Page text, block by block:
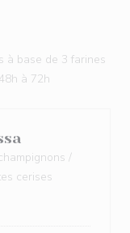
à base de 3 farines
à 72h
/
cerises